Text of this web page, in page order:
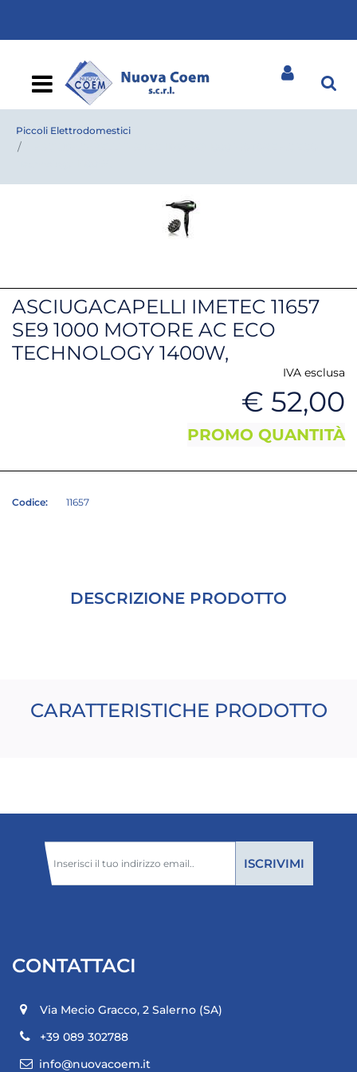
Open
Piccoli Elettrodomestici
ASCIUGACAPELLI IMETEC 11657
SE9 1000 MOTORE AC ECO
TECHNOLOGY 1400W,
IVA esclusa
€ 52,00
PROMO QUANTITÀ
Codice: 11657
DESCRIZIONE PRODOTTO
CARATTERISTICHE PRODOTTO
CONTATTACI
Via Mecio Gracco, 2 Salerno (SA)
+39 089 302788
info@nuovacoem.it